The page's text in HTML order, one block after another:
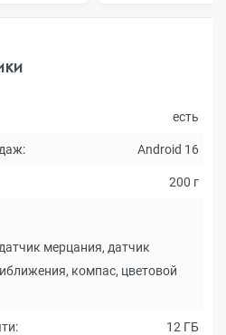
есть
Android 16
200 г
мерцания, датчик
компас, цветовой
12 ГБ